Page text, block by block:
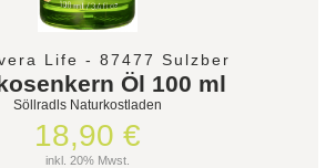
Life - 87477 Sulzber
Öl 100 ml
Söllradls Naturkostladen
18,90 €
inkl. 20% Mwst.